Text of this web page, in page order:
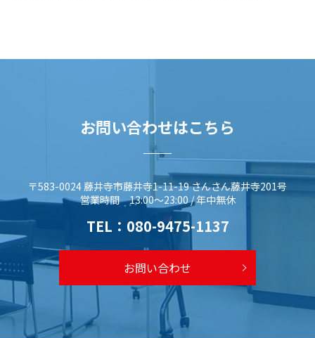
お問い合わせはこちら
〒583-0024 藤井寺市藤井寺1-11-19 さんさん藤井寺201号
営業時間 13:00～23:00 / 年中無休
TEL： 080-9475-1137
お問い合わせ